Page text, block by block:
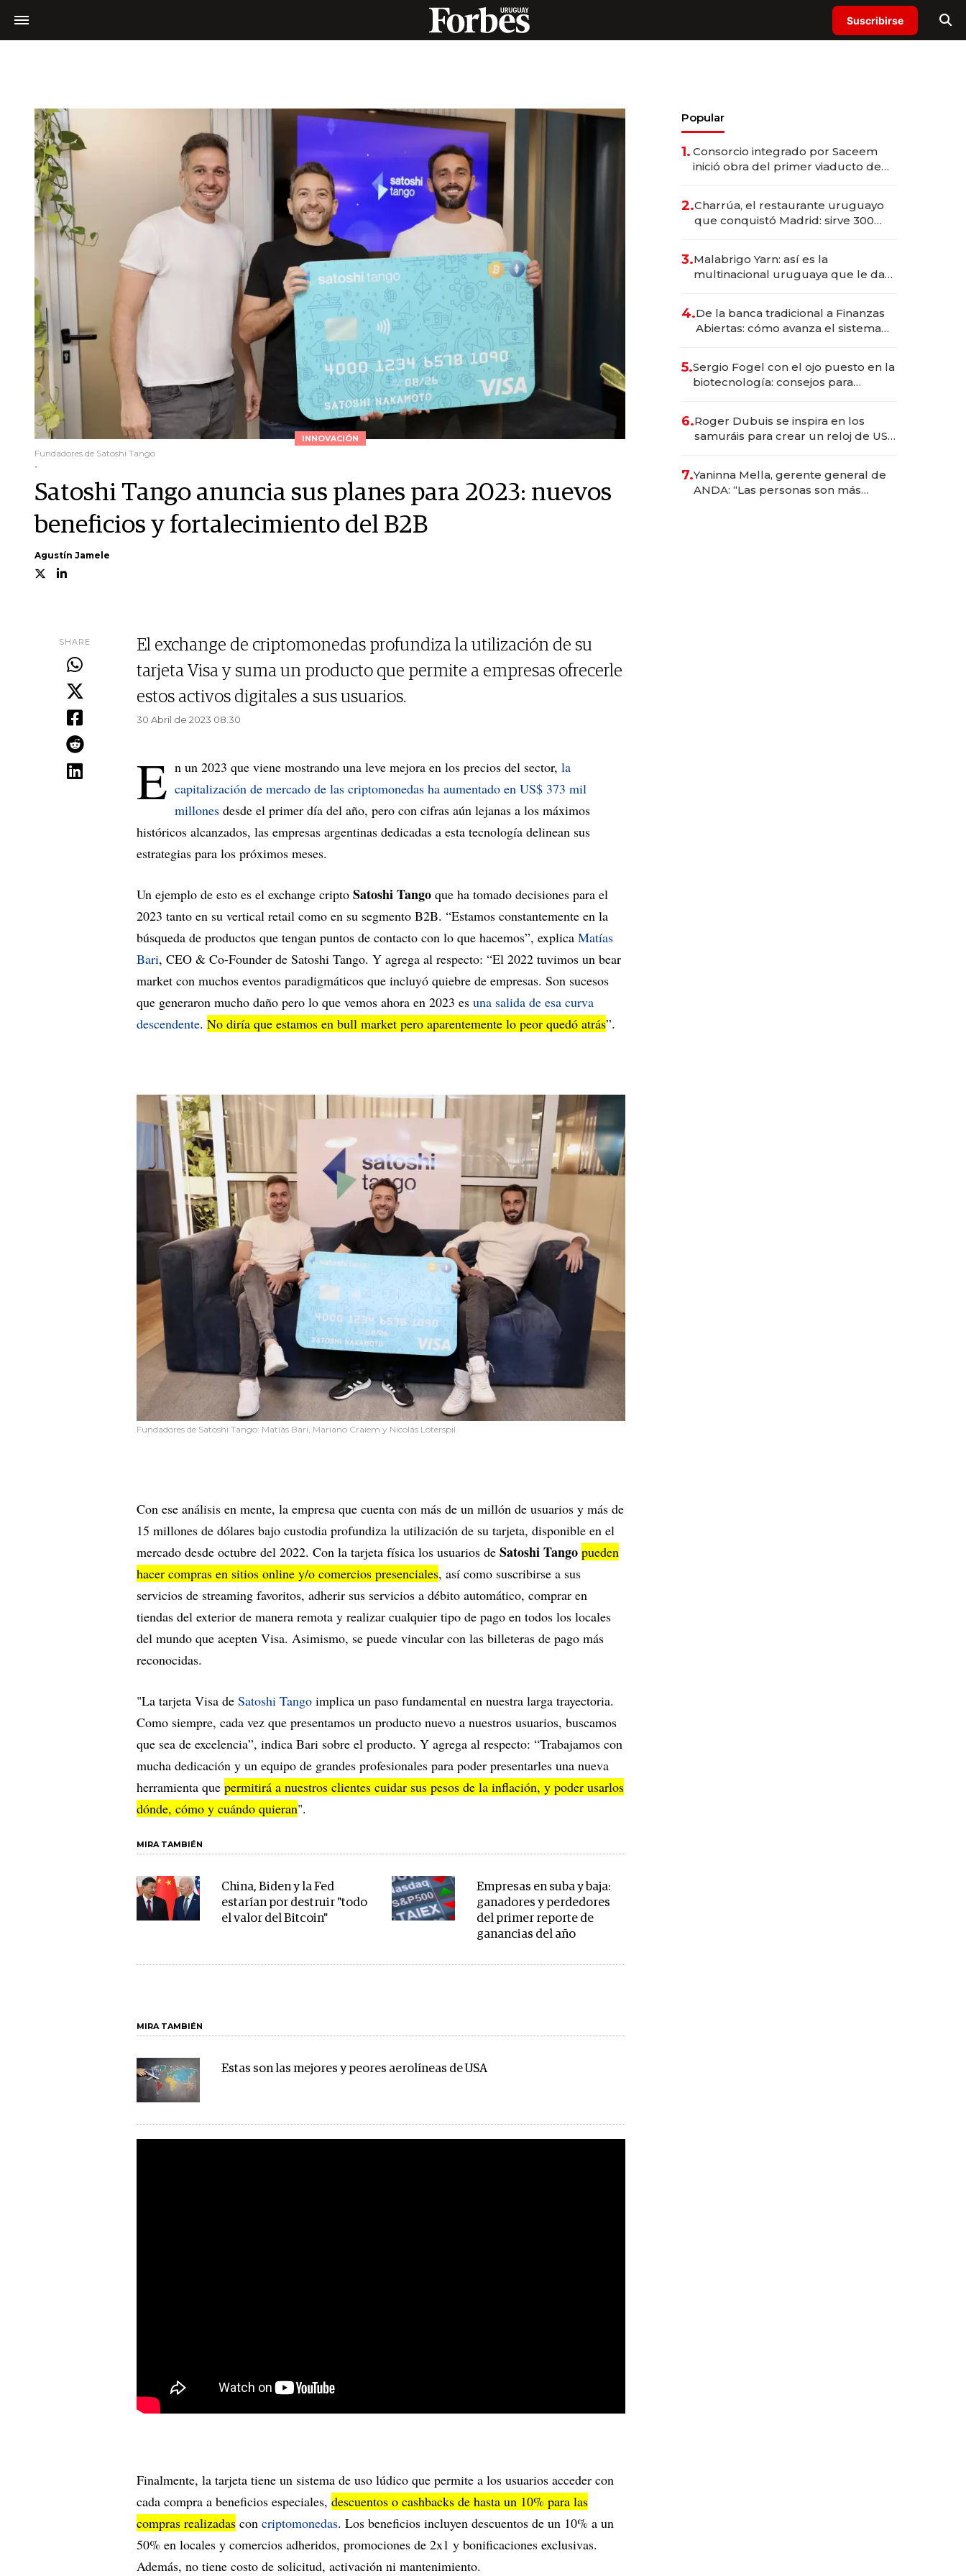
Suscribirse
INNOVACIÓN
Fundadores de Satoshi Tango
.
Satoshi Tango anuncia sus planes para 2023: nuevos
beneficios y fortalecimiento del B2B
Agustín Jamele
SHARE
El exchange de criptomonedas profundiza la utilización de su
tarjeta Visa y suma un producto que permite a empresas ofrecerle
estos activos digitales a sus usuarios.
30 Abril de 2023 08.30
E n un 2023 que viene mostrando una leve mejora en los precios del sector, la
capitalización de mercado de las criptomonedas ha aumentado en US$ 373 mil
millones desde el primer día del año, pero con cifras aún lejanas a los máximos
históricos alcanzados, las empresas argentinas dedicadas a esta tecnología delinean sus
estrategias para los próximos meses.
Un ejemplo de esto es el exchange cripto Satoshi Tango que ha tomado decisiones para el
2023 tanto en su vertical retail como en su segmento B2B. “Estamos constantemente en la
búsqueda de productos que tengan puntos de contacto con lo que hacemos”, explica Matías
Bari, CEO & Co-Founder de Satoshi Tango. Y agrega al respecto: “El 2022 tuvimos un bear
market con muchos eventos paradigmáticos que incluyó quiebre de empresas. Son sucesos
que generaron mucho daño pero lo que vemos ahora en 2023 es una salida de esa curva
descendente. No diría que estamos en bull market pero aparentemente lo peor quedó atrás”.
Fundadores de Satoshi Tango: Matías Bari, Mariano Craiem y Nicolás Loterspil
Con ese análisis en mente, la empresa que cuenta con más de un millón de usuarios y más de
15 millones de dólares bajo custodia profundiza la utilización de su tarjeta, disponible en el
mercado desde octubre del 2022. Con la tarjeta física los usuarios de Satoshi Tango pueden
hacer compras en sitios online y/o comercios presenciales, así como suscribirse a sus
servicios de streaming favoritos, adherir sus servicios a débito automático, comprar en
tiendas del exterior de manera remota y realizar cualquier tipo de pago en todos los locales
del mundo que acepten Visa. Asimismo, se puede vincular con las billeteras de pago más
reconocidas.
"La tarjeta Visa de Satoshi Tango implica un paso fundamental en nuestra larga trayectoria.
Como siempre, cada vez que presentamos un producto nuevo a nuestros usuarios, buscamos
que sea de excelencia”, indica Bari sobre el producto. Y agrega al respecto: “Trabajamos con
mucha dedicación y un equipo de grandes profesionales para poder presentarles una nueva
herramienta que permitirá a nuestros clientes cuidar sus pesos de la inflación, y poder usarlos
dónde, cómo y cuándo quieran".
MIRA TAMBIÉN
China, Biden y la Fed
estarían por destruir "todo
el valor del Bitcoin"
Empresas en suba y baja:
ganadores y perdedores
del primer reporte de
ganancias del año
MIRA TAMBIÉN
Estas son las mejores y peores aerolíneas de USA
Finalmente, la tarjeta tiene un sistema de uso lúdico que permite a los usuarios acceder con
cada compra a beneficios especiales, descuentos o cashbacks de hasta un 10% para las
compras realizadas con criptomonedas. Los beneficios incluyen descuentos de un 10% a un
50% en locales y comercios adheridos, promociones de 2x1 y bonificaciones exclusivas.
Además, no tiene costo de solicitud, activación ni mantenimiento.
Popular
1. Consorcio integrado por Saceem
inició obra del primer viaducto de
millones
2.Charrúa, el restaurante uruguayo
que conquistó Madrid: sirve 300
prepara apertura
3.Malabrigo Yarn: así es la
multinacional uruguaya que le da
4.De la banca tradicional a Finanzas
Abiertas: cómo avanza el sistema
5.Sergio Fogel con el ojo puesto en la
biotecnología: consejos para
6.Roger Dubuis se inspira en los
samuráis para crear un reloj de US$
7.Yaninna Mella, gerente general de
ANDA: “Las personas son más